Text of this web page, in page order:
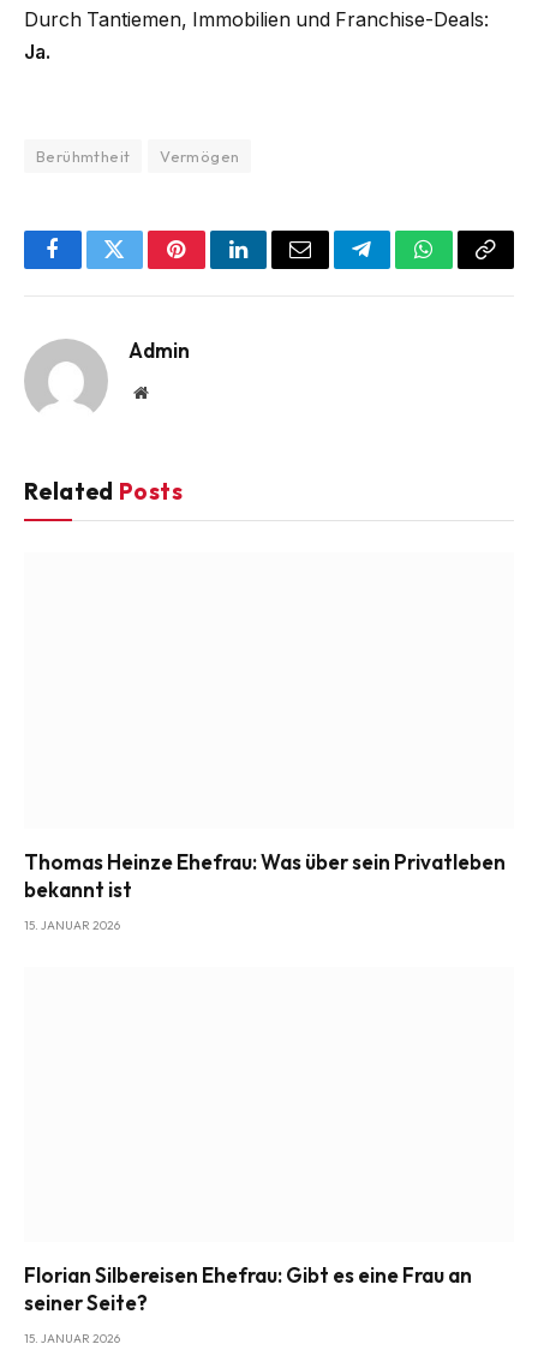
Durch Tantiemen, Immobilien und Franchise-Deals:
Ja.
Berühmtheit Vermögen
FacebookTwitterPinterestLinkedInEmail TelegramWhatsApp
Copy
Admin
Website
Related Posts
Thomas Heinze Ehefrau: Was über sein Privatleben
bekannt ist
15. JANUAR 2026
Florian Silbereisen Ehefrau: Gibt es eine Frau an
seiner Seite?
15. JANUAR 2026